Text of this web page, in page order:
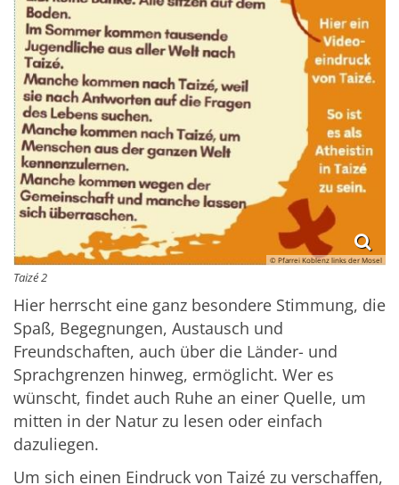
© Pfarrei Koblenz links der Mosel
Taizé 2
Hier herrscht eine ganz besondere Stimmung, die
Spaß, Begegnungen, Austausch und
Freundschaften, auch über die Länder- und
Sprachgrenzen hinweg, ermöglicht. Wer es
wünscht, findet auch Ruhe an einer Quelle, um
mitten in der Natur zu lesen oder einfach
dazuliegen.
Um sich einen Eindruck von Taizé zu verschaffen,